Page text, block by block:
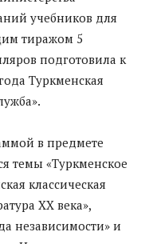
учебников для
тиражом 5
подготовила к
Туркменская
в предмете
темы «Туркменское
классическая
XX века»,
независимости» и